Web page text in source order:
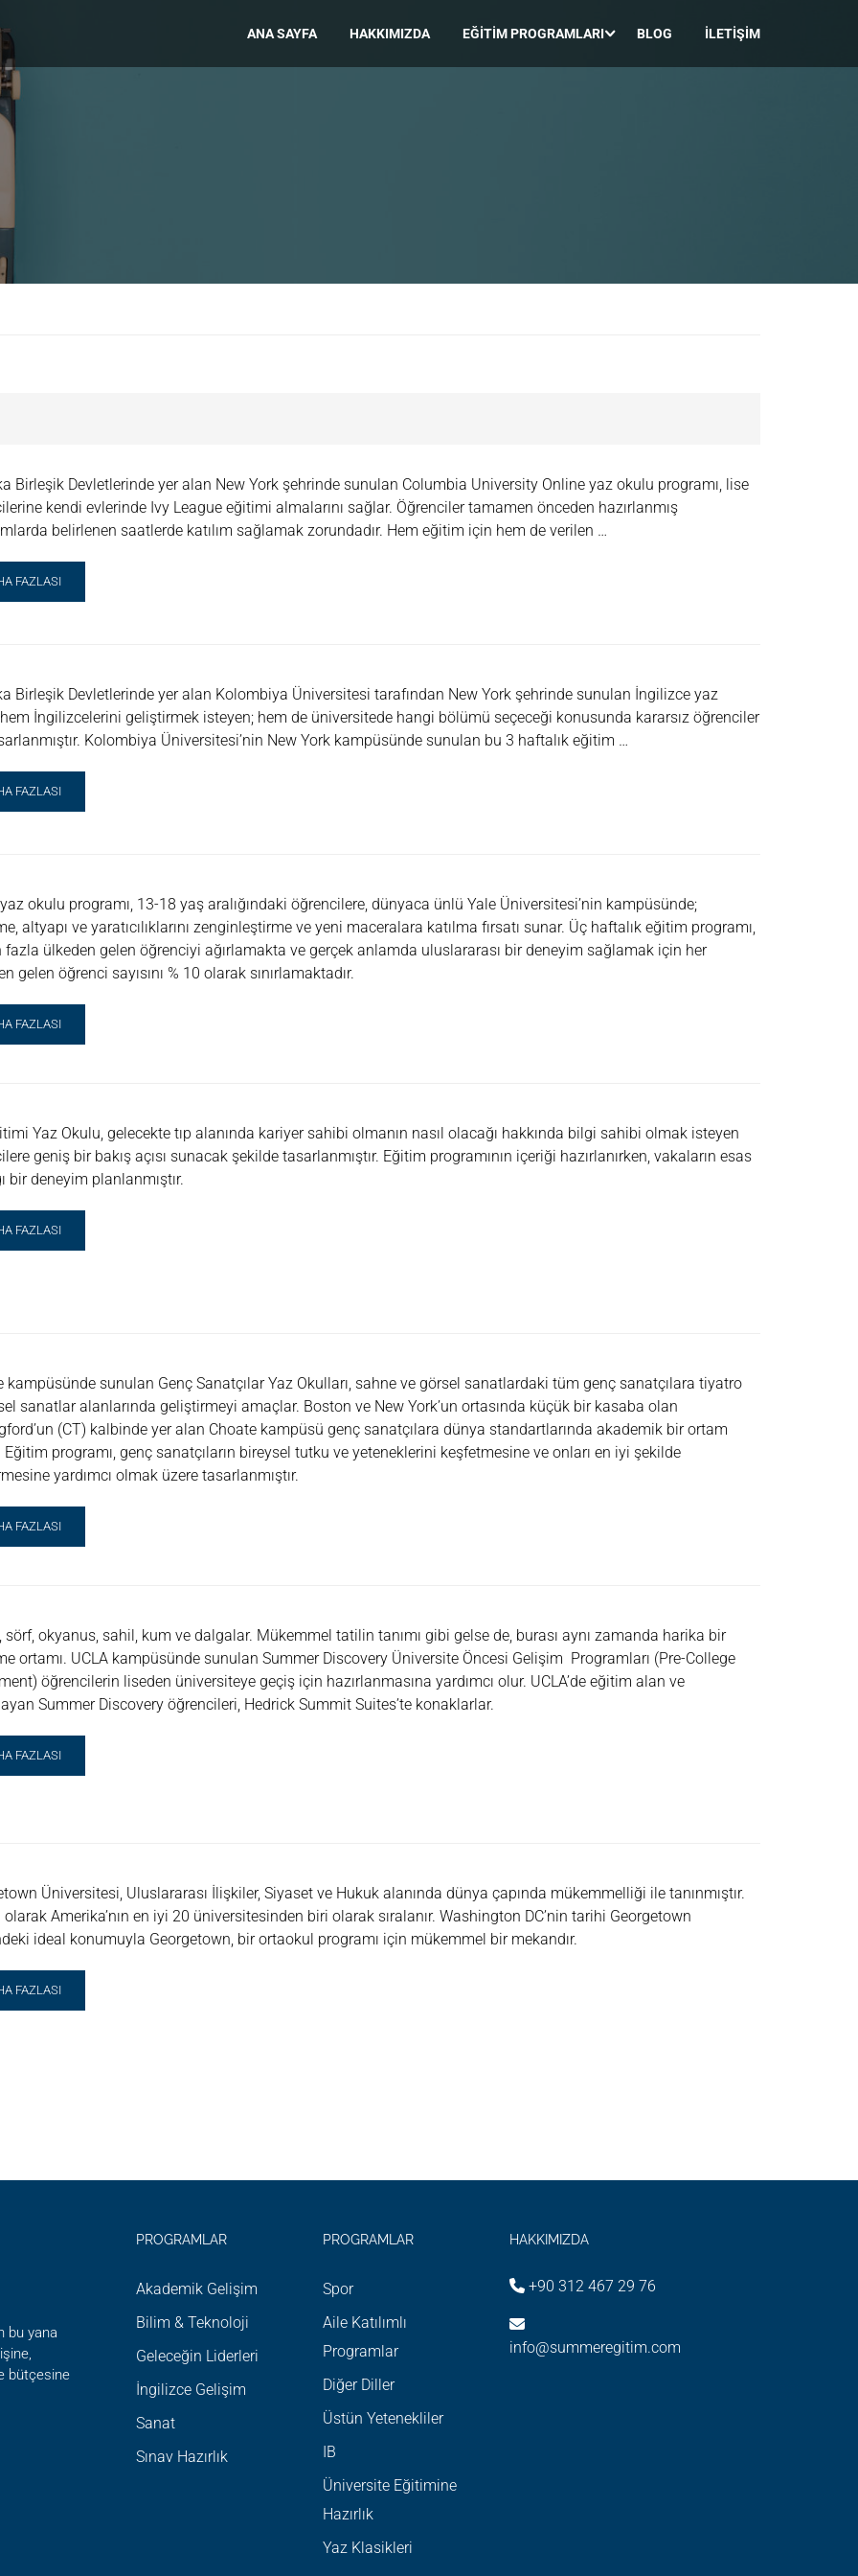
ANA SAYFA HAKKIMIZDA EĞITIM PROGRAMLARI BLOG İLETIŞIM
Birleşik Devletlerinde yer alan New York şehrinde sunulan Columbia University Online yaz okulu programı, lise
kendi evlerinde Ivy League eğitimi almalarını sağlar. Öğrenciler tamamen önceden hazırlanmış
belirlenen saatlerde katılım sağlamak zorundadır. Hem eğitim için hem de verilen …
FAZLASI
Birleşik Devletlerinde yer alan Kolombiya Üniversitesi tarafından New York şehrinde sunulan İngilizce yaz
İngilizcelerini geliştirmek isteyen; hem de üniversitede hangi bölümü seçeceği konusunda kararsız öğrenciler
Kolombiya Üniversitesi’nin New York kampüsünde sunulan bu 3 haftalık eğitim …
FAZLASI
yaz okulu programı, 13-18 yaş aralığındaki öğrencilere, dünyaca ünlü Yale Üniversitesi’nin kampüsünde;
altyapı ve yaratıcılıklarını zenginleştirme ve yeni maceralara katılma fırsatı sunar. Üç haftalık eğitim programı,
fazla ülkeden gelen öğrenciyi ağırlamakta ve gerçek anlamda uluslararası bir deneyim sağlamak için her
gelen öğrenci sayısını % 10 olarak sınırlamaktadır.
FAZLASI
Yaz Okulu, gelecekte tıp alanında kariyer sahibi olmanın nasıl olacağı hakkında bilgi sahibi olmak isteyen
geniş bir bakış açısı sunacak şekilde tasarlanmıştır. Eğitim programının içeriği hazırlanırken, vakaların esas
bir deneyim planlanmıştır.
FAZLASI
kampüsünde sunulan Genç Sanatçılar Yaz Okulları, sahne ve görsel sanatlardaki tüm genç sanatçılara tiyatro
sanatlar alanlarında geliştirmeyi amaçlar. Boston ve New York’un ortasında küçük bir kasaba olan
(CT) kalbinde yer alan Choate kampüsü genç sanatçılara dünya standartlarında akademik bir ortam
Eğitim programı, genç sanatçıların bireysel tutku ve yeteneklerini keşfetmesine ve onları en iyi şekilde
yardımcı olmak üzere tasarlanmıştır.
FAZLASI
sörf, okyanus, sahil, kum ve dalgalar. Mükemmel tatilin tanımı gibi gelse de, burası aynı zamanda harika bir
ortamı. UCLA kampüsünde sunulan Summer Discovery Üniversite Öncesi Gelişim Programları (Pre-College
öğrencilerin liseden üniversiteye geçiş için hazırlanmasına yardımcı olur. UCLA’de eğitim alan ve
Summer Discovery öğrencileri, Hedrick Summit Suites’te konaklarlar.
FAZLASI
Üniversitesi, Uluslararası İlişkiler, Siyaset ve Hukuk alanında dünya çapında mükemmelliği ile tanınmıştır.
olarak Amerika’nın en iyi 20 üniversitesinden biri olarak sıralanır. Washington DC’nin tarihi Georgetown
ideal konumuyla Georgetown, bir ortaokul programı için mükemmel bir mekandır.
FAZLASI
bu yana
bütçesine
PROGRAMLAR
Akademik Gelişim
Bilim & Teknoloji
Geleceğin Liderleri
İngilizce Gelişim
Sanat
Sınav Hazırlık
PROGRAMLAR
Spor
Aile Katılımlı
Programlar
Diğer Diller
Üstün Yetenekliler
IB
Üniversite Eğitimine
Hazırlık
Yaz Klasikleri
HAKKIMIZDA
+90 312 467 29 76
info@summeregitim.com